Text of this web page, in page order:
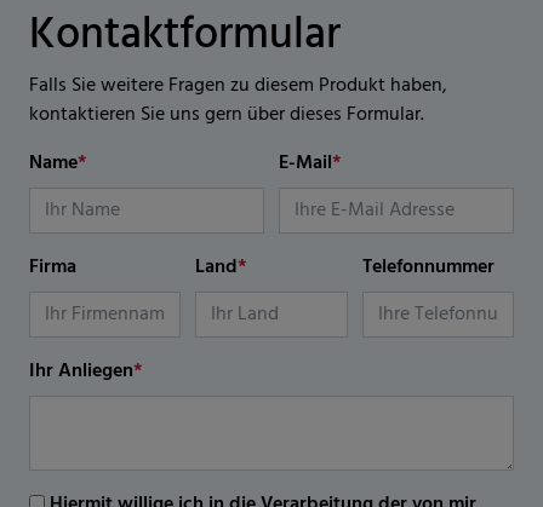
Kontaktformular
Falls Sie weitere Fragen zu diesem Produkt haben,
kontaktieren Sie uns gern über dieses Formular.
Name* E-Mail*
Firma Land* Telefonnummer
Ihr Anliegen*